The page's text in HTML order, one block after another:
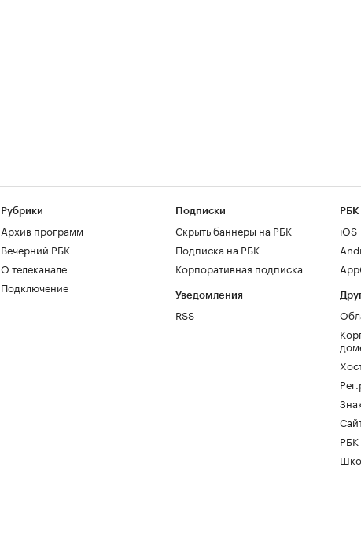
Рубрики
Архив программ
Вечерний РБК
О телеканале
Подключение
Подписки
Скрыть баннеры на РБК
Подписка на РБК
Корпоративная подписка
Уведомления
RSS
РБК
iOS